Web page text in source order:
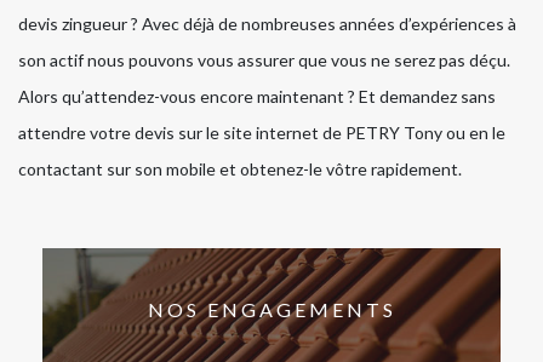
devis zingueur ? Avec déjà de nombreuses années d’expériences à
son actif nous pouvons vous assurer que vous ne serez pas déçu.
Alors qu’attendez-vous encore maintenant ? Et demandez sans
attendre votre devis sur le site internet de PETRY Tony ou en le
contactant sur son mobile et obtenez-le vôtre rapidement.
NOS ENGAGEMENTS